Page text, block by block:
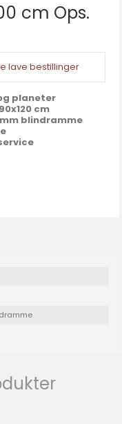
cm Ops.
lave bestillinger
planeter
cm
blindramme